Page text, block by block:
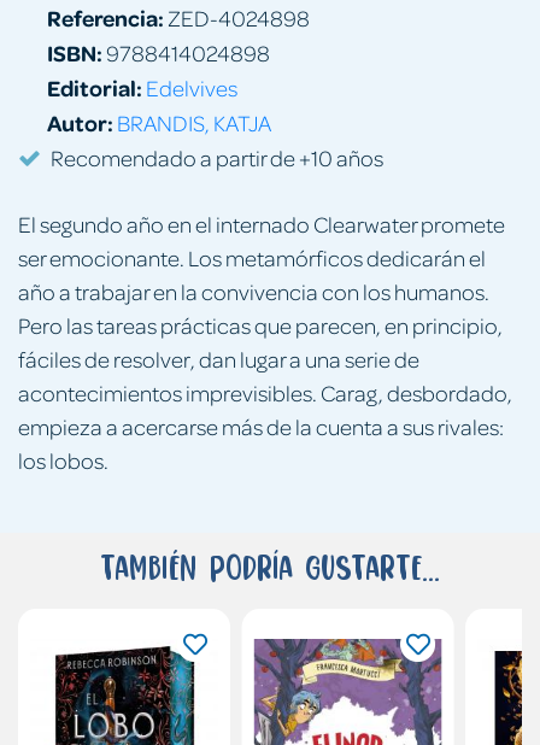
El segundo año en el internado Clearwater promete
ser emocionante. Los metamórficos dedicarán el
año a trabajar en la convivencia con los humanos.
Pero las tareas prácticas que parecen, en principio,
fáciles de resolver, dan lugar a una serie de
acontecimientos imprevisibles. Carag, desbordado,
empieza a acercarse más de la cuenta a sus rivales:
los lobos.
Referencia: ZED-4024898
ISBN:9788414024898
Editorial: Edelvives
Autor: BRANDIS, KATJA
Recomendado a partir de +10 años
También podría gustarte...